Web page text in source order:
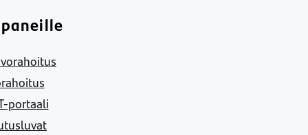
portaali